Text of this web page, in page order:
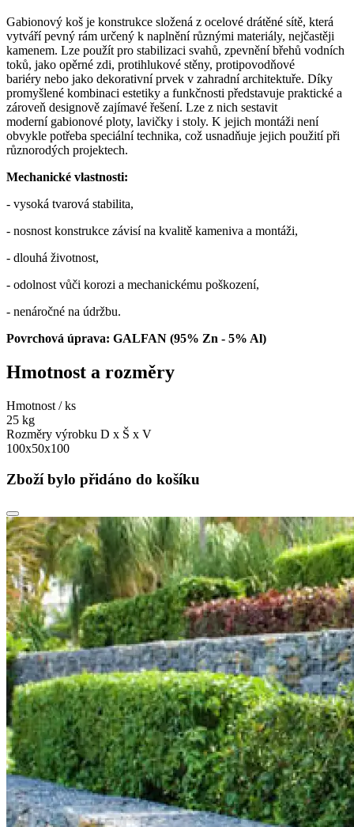
Gabionový koš je konstrukce složená z ocelové drátěné sítě, která
vytváří pevný rám určený k naplnění různými materiály, nejčastěji
kamenem. Lze použít pro stabilizaci svahů, zpevnění břehů vodních
toků, jako opěrné zdi, protihlukové stěny, protipovodňové
bariéry nebo jako dekorativní prvek v zahradní architektuře. Díky
promyšlené kombinaci estetiky a funkčnosti představuje praktické a
zároveň designově zajímavé řešení. Lze z nich sestavit
moderní gabionové ploty, lavičky i stoly. K jejich montáži není
obvykle potřeba speciální technika, což usnadňuje jejich použití při
různorodých projektech.
Mechanické vlastnosti:
- vysoká tvarová stabilita,
- nosnost konstrukce závisí na kvalitě kameniva a montáži,
- dlouhá životnost,
- odolnost vůči korozi a mechanickému poškození,
- nenáročné na údržbu.
Povrchová úprava: GALFAN (95% Zn - 5% Al)
Hmotnost a rozměry
Hmotnost / ks
25 kg
Rozměry výrobku D x Š x V
100x50x100
Zboží bylo přidáno do košíku